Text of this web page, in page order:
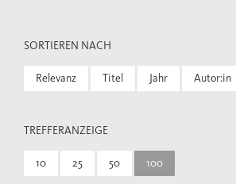
SORTIEREN NACH
Relevanz Titel Jahr Autor:in
TREFFERANZEIGE
10 25 50 100